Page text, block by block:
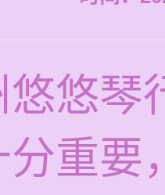
悠悠琴
分重要